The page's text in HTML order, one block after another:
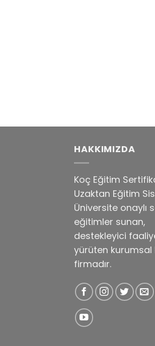
HAKKIMIZDA
Koç Eğitim
Uzaktan Eğitim
Üniversite onaylı
eğitimler sunan,
destekleyici
yürüten kurumsal
firmadır.